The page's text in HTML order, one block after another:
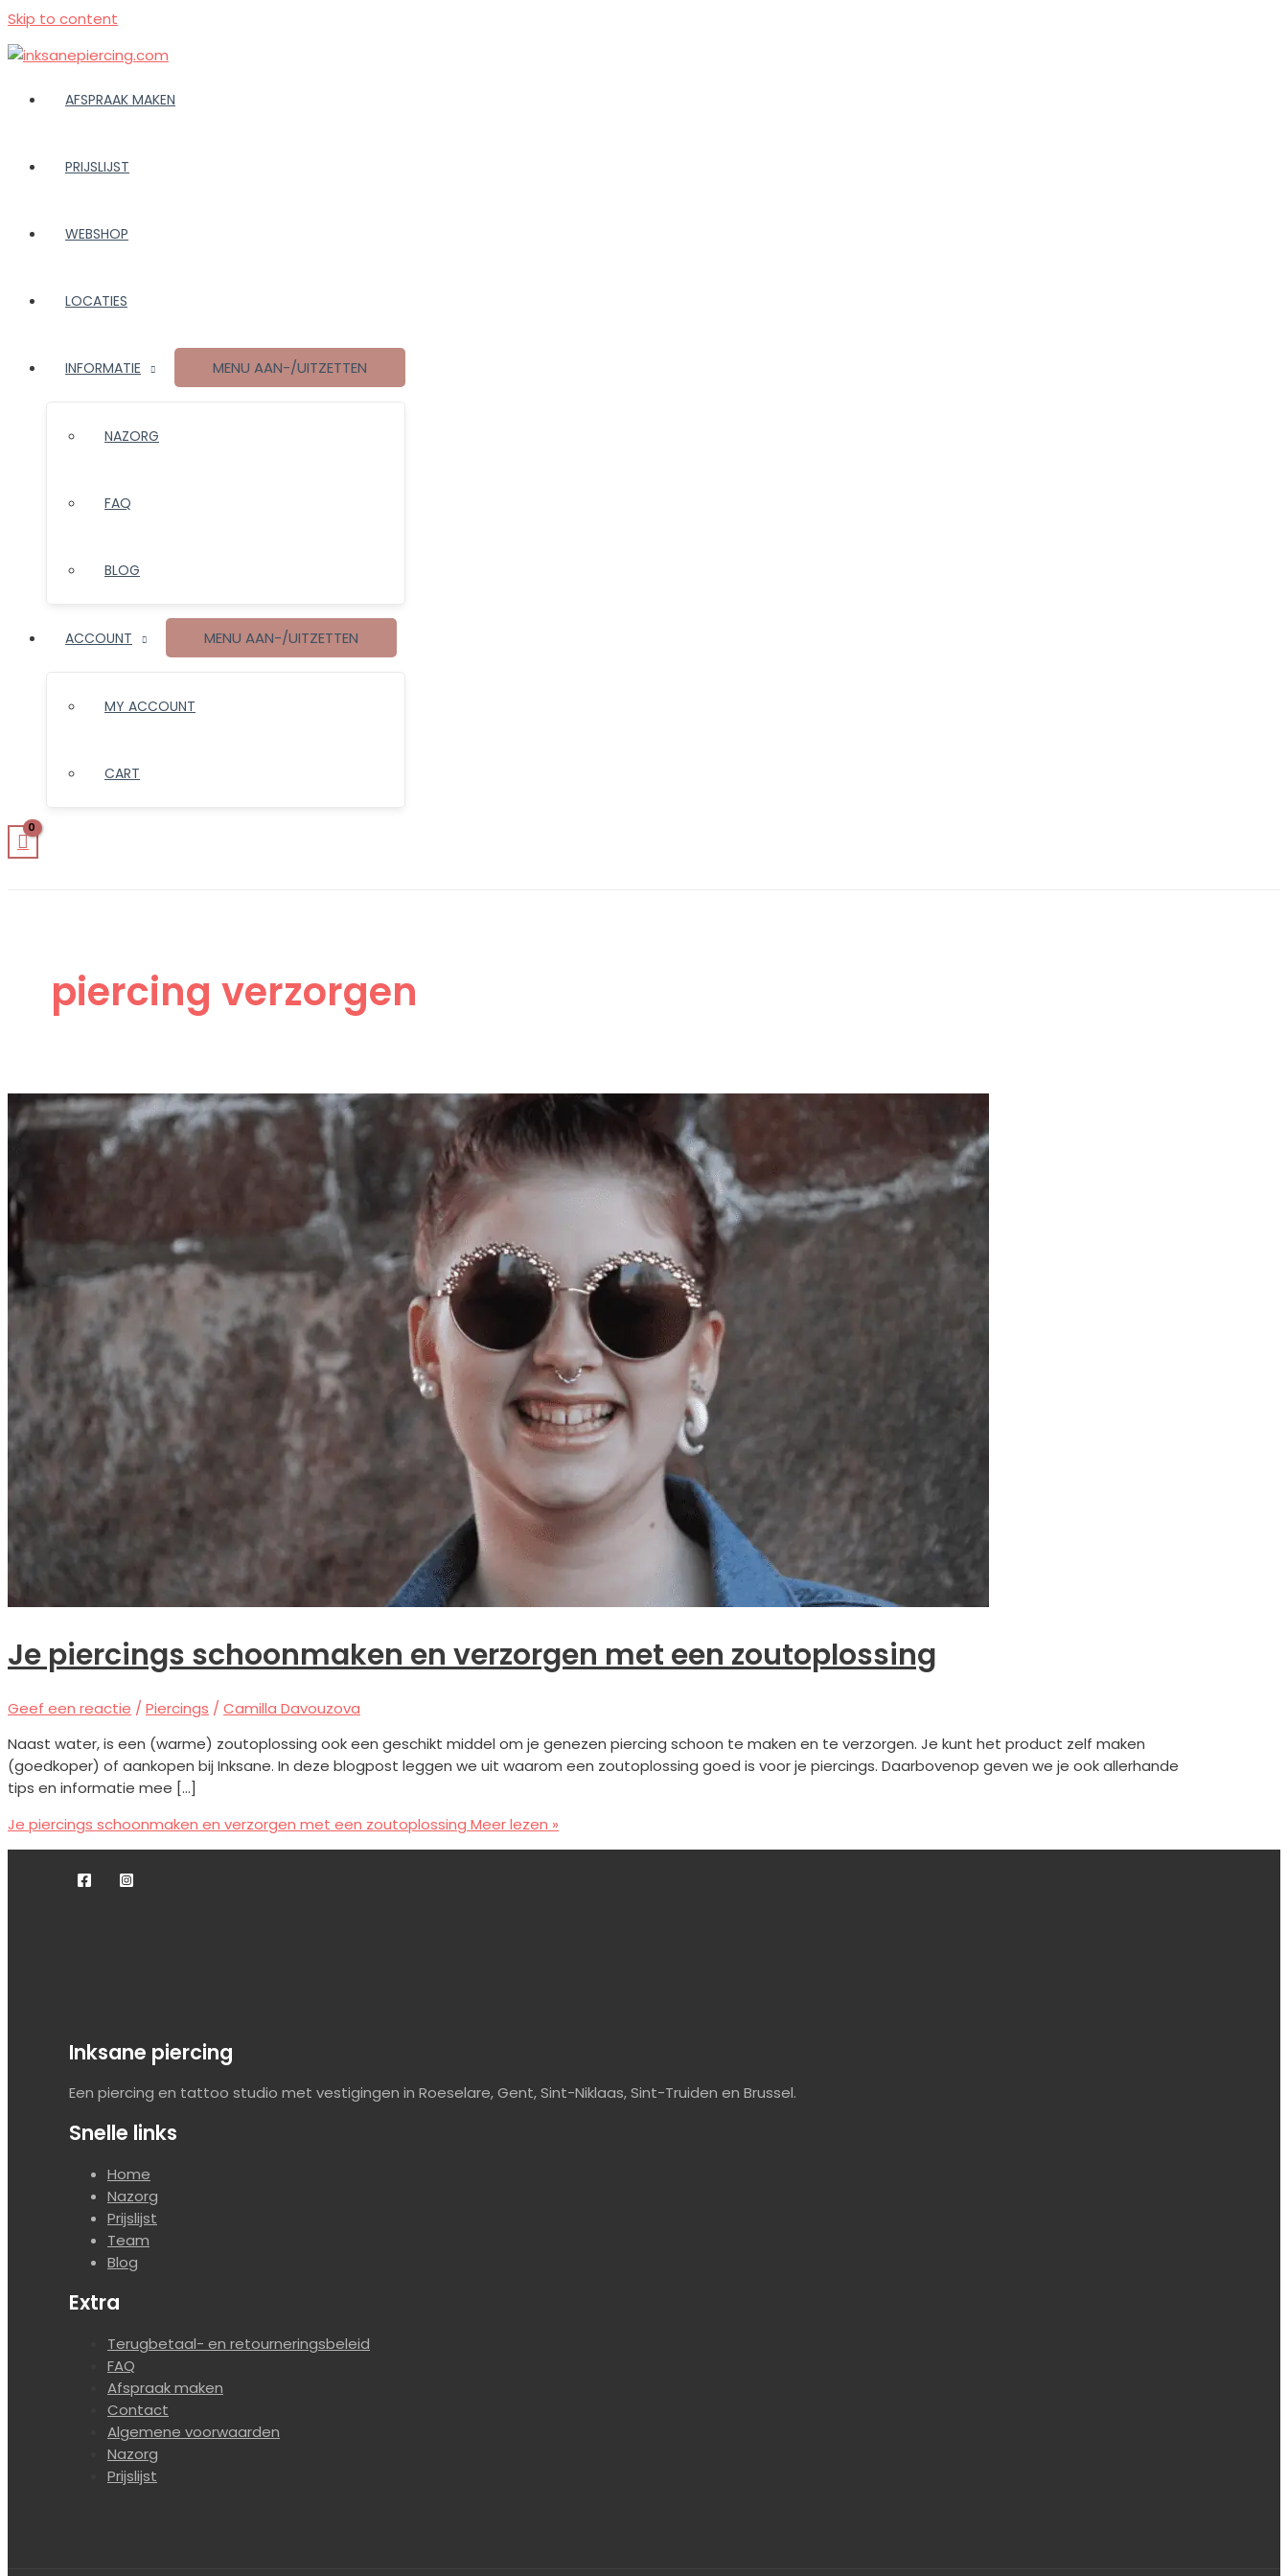
Skip to content
AFSPRAAK MAKEN
PRIJSLIJST
WEBSHOP
LOCATIES
INFORMATIE MENU AAN-/UITZETTEN
NAZORG
FAQ
BLOG
ACCOUNT MENU AAN-/UITZETTEN
MY ACCOUNT
CART
piercing verzorgen
Je piercings schoonmaken en verzorgen met een zoutoplossing
Geef een reactie / Piercings / Camilla Davouzova
Naast water, is een (warme) zoutoplossing ook een geschikt middel om je genezen piercing schoon te maken en te verzorgen. Je kunt het product zelf maken
(goedkoper) of aankopen bij Inksane. In deze blogpost leggen we uit waarom een zoutoplossing goed is voor je piercings. Daarbovenop geven we je ook allerhande
tips en informatie mee […]
Je piercings schoonmaken en verzorgen met een zoutoplossing Meer lezen »
Inksane piercing
Een piercing en tattoo studio met vestigingen in Roeselare, Gent, Sint-Niklaas, Sint-Truiden en Brussel.
Snelle links
Home
Nazorg
Prijslijst
Team
Blog
Extra
Terugbetaal- en retourneringsbeleid
FAQ
Afspraak maken
Contact
Algemene voorwaarden
Nazorg
Prijslijst